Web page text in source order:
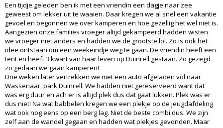
Een tijdje geleden ben ik met een vriendin een dagje naar zee
geweest om lekker uit te waaien. Daar kregen we al snel een vakantie
gevoel en begonnen we over kamperen en hoe gezellig het wel niet is.
Aangezien onze families vroeger altijd gekampeerd hadden wisten
we vroeger niet anders en hadden we de grootste lol. Zo is ook het
idee ontstaan om een weekeindje weg te gaan. De vriendin heeft een
tent en heeft 3 kwart van haar leven op Duinrell gestaan. Zo gezegd
zo gedaan we gaan kamperen!
Drie weken later vertrekken we met een auto afgeladen vol naar
Wassenaar, park Duinrell. We hadden niet gereserveerd want dat
was erg duur en ach er is altijd plek dus dat gaat lukken. Plek was er
dus niet! Na wat babbelen kregen we een plekje op de jeugdafdeling
wat ook nog eens op een berg lag. Niet de beste combi dus. We zijn
zelf aan de wandel gegaan en hadden wat plekjes gevonden. Maar